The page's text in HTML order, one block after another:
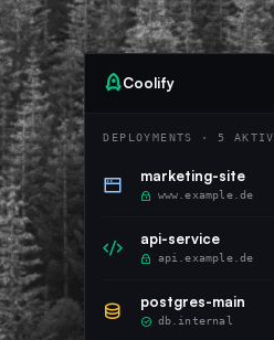
Coolify
DEPLOYMENTS · 5 AKTIV
marketing-site
www.example.de
api-service
api.example.de
postgres-main
db.internal